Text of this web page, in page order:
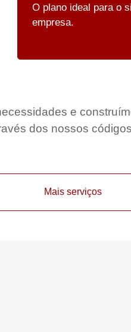
O plano ideal para o
empresa.
e
dos nossos
Mais serviços